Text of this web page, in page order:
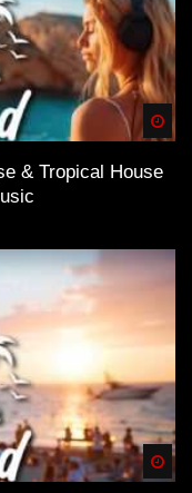
& Tropical House